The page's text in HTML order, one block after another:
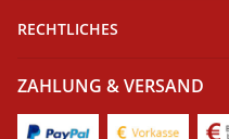
RECHTLICHES
ZAHLUNG & VERSAND